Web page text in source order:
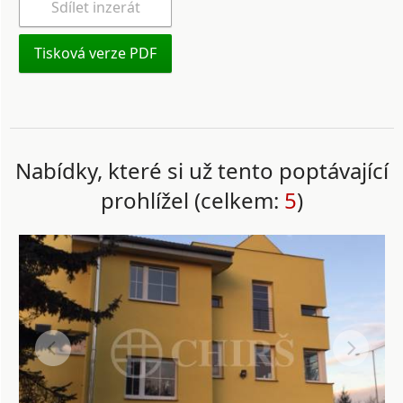
Sdílet inzerát
Tisková verze PDF
Nabídky, které si už tento poptávající
prohlížel (celkem: 5)